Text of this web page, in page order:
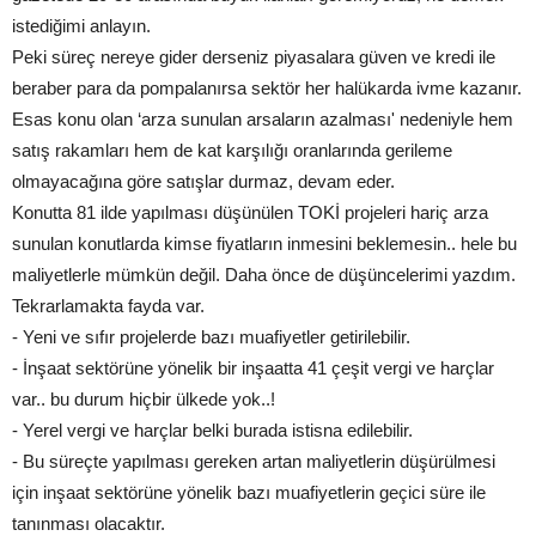
istediğimi anlayın.
Peki süreç nereye gider derseniz piyasalara güven ve kredi ile
beraber para da pompalanırsa sektör her halükarda ivme kazanır.
Esas konu olan ‘arza sunulan arsaların azalması' nedeniyle hem
satış rakamları hem de kat karşılığı oranlarında gerileme
olmayacağına göre satışlar durmaz, devam eder.
Konutta 81 ilde yapılması düşünülen TOKİ projeleri hariç arza
sunulan konutlarda kimse fiyatların inmesini beklemesin.. hele bu
maliyetlerle mümkün değil. Daha önce de düşüncelerimi yazdım.
Tekrarlamakta fayda var.
- Yeni ve sıfır projelerde bazı muafiyetler getirilebilir.
- İnşaat sektörüne yönelik bir inşaatta 41 çeşit vergi ve harçlar
var.. bu durum hiçbir ülkede yok..!
- Yerel vergi ve harçlar belki burada istisna edilebilir.
- Bu süreçte yapılması gereken artan maliyetlerin düşürülmesi
için inşaat sektörüne yönelik bazı muafiyetlerin geçici süre ile
tanınması olacaktır.